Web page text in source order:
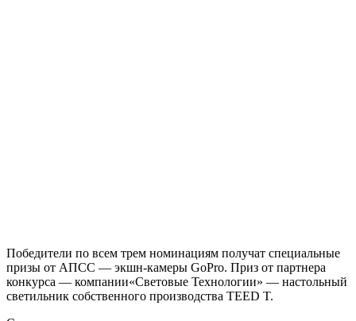
Победители по всем трем номинациям получат специальные
призы от АПСС — экшн-камеры GoPro. Приз от партнера
конкурса — компании«Световые Технологии» — настольный
светильник собственного производства TEED T.